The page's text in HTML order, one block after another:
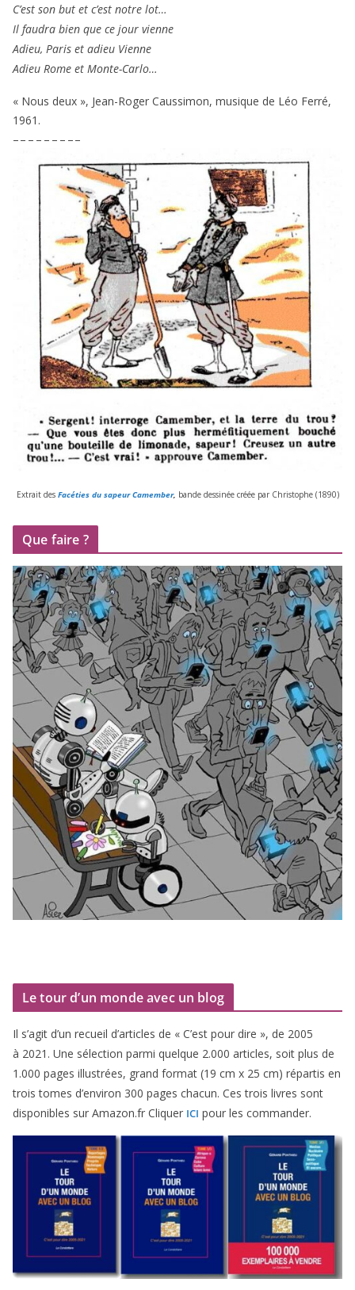
C’est son but et c’est notre lot…
Il fau­dra bien que ce jour vienne
Adieu, Paris et adieu Vienne
Adieu Rome et Monte-Carlo…
« Nous deux », Jean-Roger Caussimon, musique de Léo Ferré,
1961 .
– – – – – – – – –
Extrait desFacéties du sapeur Camember, bande des­si­née créée par Christophe (1890)
Que faire ?
Le tour d’un monde avec un blog
Il s’agit d’un recueil d’ar­ticles de « C’est pour dire », de 2005
à 2021 . Une sélec­tion par­mi quelque 2.000 articles, soit plus de
1 .000 pages illus­trées, grand for­mat (19 cm x 25 cm) répar­tis en
trois tomes d’environ 300 pages cha­cun. Ces trois livres sont
dis­po­nibles sur Amazon​.fr Cliquer ICI pour les commander.